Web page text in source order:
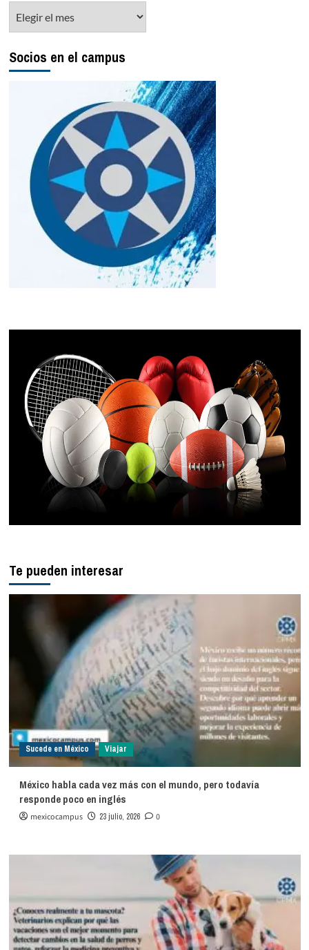
Socios en el campus
Te pueden interesar
Sucede en México Viajar
México habla cada vez más con el mundo, pero todavía
responde poco en inglés
mexicocampus 23 julio, 2026 0